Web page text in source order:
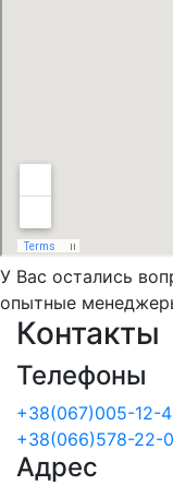
У Вас остались
опытные
Контакты
Телефоны
+38(067)005-12-
+38(066)578-22-
Адрес